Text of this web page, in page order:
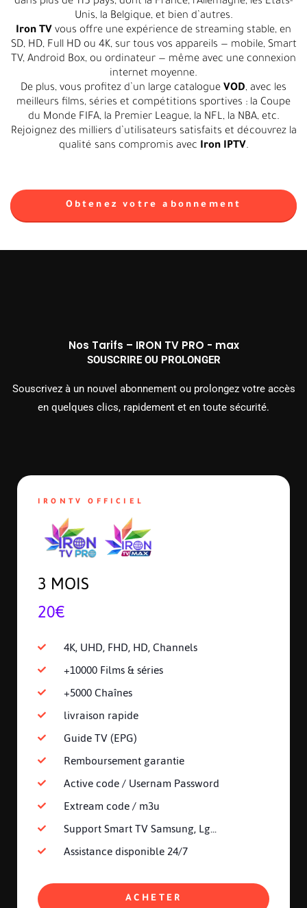
Unis, la Belgique, et bien d’autres.
Iron TV vous offre une expérience de streaming stable, en
SD, HD, Full HD ou 4K, sur tous vos appareils — mobile, Smart
TV, Android Box, ou ordinateur — même avec une connexion
internet moyenne.
De plus, vous profitez d’un large catalogue VOD, avec les
meilleurs films, séries et compétitions sportives : la Coupe
du Monde FIFA, la Premier League, la NFL, la NBA, etc.
Rejoignez des milliers d’utilisateurs satisfaits et découvrez la
qualité sans compromis avec Iron IPTV.
Obtenez votre abonnement
Nos Tarifs – IRON TV PRO - max
SOUSCRIRE OU PROLONGER
Souscrivez à un nouvel abonnement ou prolongez votre accès
en quelques clics, rapidement et en toute sécurité.
IRONTV OFFICIEL
3 MOIS
20€
4K, UHD, FHD, HD, Channels
+10000 Films & séries
+5000 Chaînes
livraison rapide
Guide TV (EPG)
Remboursement garantie
Active code / Usernam Password
Extream code / m3u
Support Smart TV Samsung, Lg...
Assistance disponible 24/7
ACHETER